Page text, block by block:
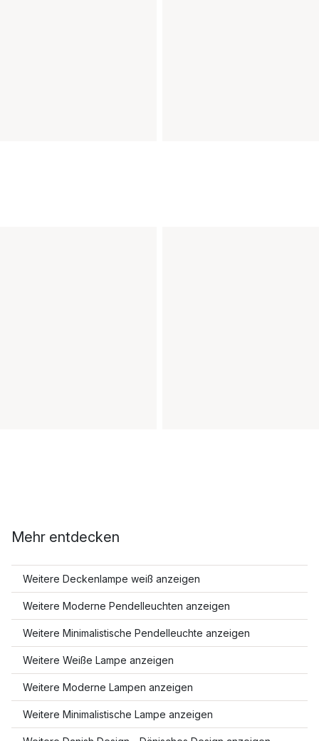
Mehr entdecken
Weitere Deckenlampe weiß anzeigen
Weitere Moderne Pendelleuchten anzeigen
Weitere Minimalistische Pendelleuchte anzeigen
Weitere Weiße Lampe anzeigen
Weitere Moderne Lampen anzeigen
Weitere Minimalistische Lampe anzeigen